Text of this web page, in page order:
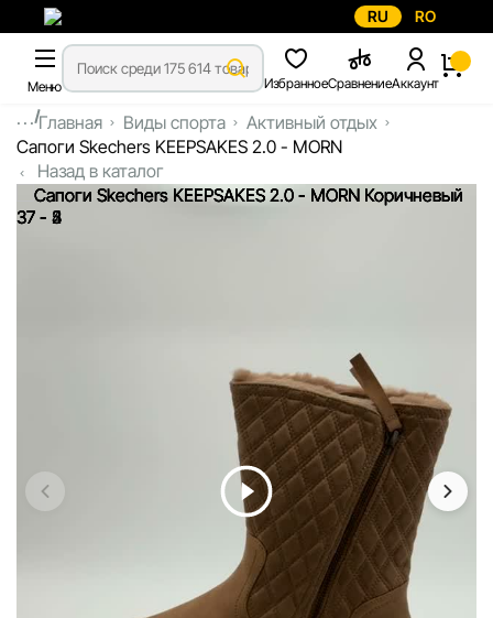
RU RO
Меню ИзбранноеСравнениеАккаунт
...Главная Виды спорта
Активный отдых
Сапоги Skechers KEEPSAKES 2.0 - MORN
Назад в каталог